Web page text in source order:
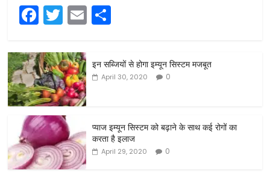
F
a
c
e
b
o
o
k
T
w
itt
er
E
m
ar
e
इन सब्जियों से होगा इम्यून सिस्टम मजबूत
April 30, 2020 0
प्याज इम्यून सिस्टम को बढ़ाने के साथ कई रोगों का
करता है इलाज
April 29, 2020 0